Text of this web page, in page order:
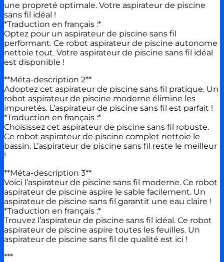
une propreté optimale. Votre aspirateur de piscine
sans fil idéal !
*Traduction en français :*
Optez pour un aspirateur de piscine sans fil
performant. Ce robot aspirateur de piscine autonome
nettoie tout. Votre aspirateur de piscine sans fil idéal
est disponible !
**Méta-description 2**
Adoptez cet aspirateur de piscine sans fil pratique. Un
robot aspirateur de piscine moderne élimine les
impuretés. L’aspirateur de piscine sans fil est parfait !
*Traduction en français :*
Choisissez cet aspirateur de piscine sans fil robuste.
Ce robot aspirateur de piscine complet nettoie le
bassin. L’aspirateur de piscine sans fil reste le meilleur
!
**Méta-description 3**
Voici l’aspirateur de piscine sans fil moderne. Ce robot
aspirateur de piscine aspire le sable facilement. Un
aspirateur de piscine sans fil garantit une eau claire !
*Traduction en français :*
Trouvez l’aspirateur de piscine sans fil idéal. Ce robot
aspirateur de piscine aspire toutes les feuilles. Un
aspirateur de piscine sans fil de qualité est ici !
***